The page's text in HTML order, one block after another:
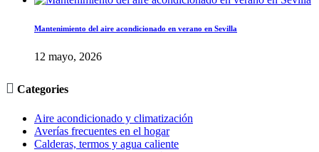
Mantenimiento del aire acondicionado en verano en Sevilla
12 mayo, 2026
 Categories
Aire acondicionado y climatización
Averías frecuentes en el hogar
Calderas, termos y agua caliente